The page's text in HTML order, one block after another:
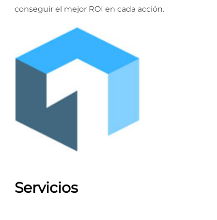
conseguir el mejor ROI en cada acción.
Servicios